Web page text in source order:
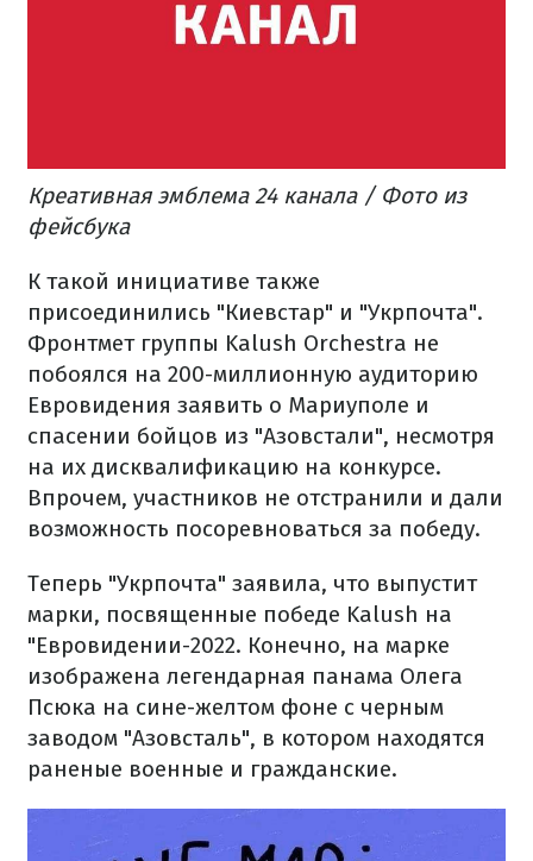
Креативная эмблема 24 канала / Фото из
фейсбука
К такой инициативе также
присоединились "Киевстар" и "Укрпочта".
Фронтмет группы Kalush Orchestra не
побоялся на 200-миллионную аудиторию
Евровидения заявить о Мариуполе и
спасении бойцов из "Азовстали", несмотря
на их дисквалификацию на конкурсе.
Впрочем, участников не отстранили и дали
возможность посоревноваться за победу.
Теперь "Укрпочта" заявила, что выпустит
марки, посвященные победе Kalush на
"Евровидении-2022. Конечно, на марке
изображена легендарная панама Олега
Псюка на сине-желтом фоне с черным
заводом "Азовсталь", в котором находятся
раненые военные и гражданские.